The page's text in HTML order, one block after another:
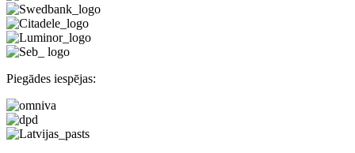
Piegādes iespējas: